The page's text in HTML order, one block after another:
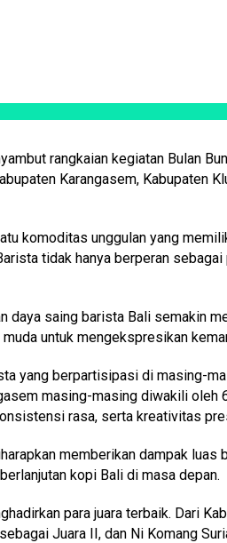
rangkaian kegiatan Bulan
Karangasem, Kabupaten
komoditas unggulan yang
tidak hanya berperan
daya saing barista Bali semakin
untuk mengekspresikan
yang berpartisipasi di masing-
masing-masing diwakili
rasa, serta kreativitas
memberikan dampak
kopi Bali di masa depan.
para juara terbaik. Dari
Juara II, dan Ni Komang